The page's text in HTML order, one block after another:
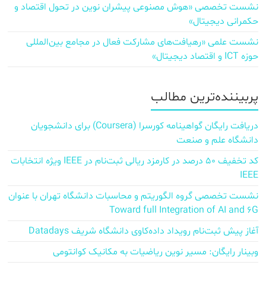
نشست تخصصی «هوش مصنوعی پیشران نوین در تحول اقتصاد و
حکمرانی دیجیتال»
نشست علمی «رهیافت‌های مشارکت فعال در مجامع بین‌المللی
حوزه ICT و اقتصاد دیجیتال»
پربیننده‌ترین مطالب
دریافت رایگان گواهینامه کورسرا (Coursera) برای دانشجویان
دانشگاه علم و صنعت
کد تخفیف ۵۰ درصد در کارمزد ریالی ثبت‌نام در IEEE ویژه انتخابات
IEEE
نشست تخصصی گروه الگوریتم و محاسبات دانشگاه تهران با عنوان
Toward full Integration of AI and 6G
آغاز پیش‌ ثبت‌نام رویداد داده‌کاوی دانشگاه شریف Datadays
وبینار رایگان: مسیر نوین ریاضیات به مکانیک کوانتومی